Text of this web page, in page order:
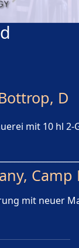
D
mit 10 hl 2-
Camp
mit neuer